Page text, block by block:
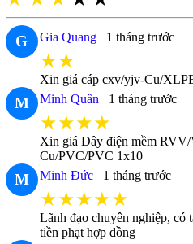
G Gia Quang 1 tháng trước
★★
Xin giá cáp cxv/yjv-Cu/
M Minh Quân 1 tháng trước
★★★★
Xin giá Dây điện mềm
Cu/PVC/PVC 1x10
M Minh Đức 1 tháng trước
★★★★★
Lãnh đạo chuyên nghiệp, có
tiền phạt hợp đồng